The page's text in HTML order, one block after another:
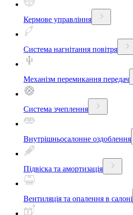
Кермове управління
Система нагнітання повітря
Механізм перемикання передач
Система зчеплення
Внутрішньосалонне оздоблення
Підвіска та амортизація
Вентиляція та опалення в салоні